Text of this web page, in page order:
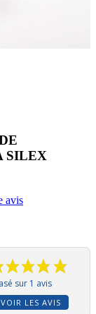
SILEX
avis
sur 1 avis
VOIR LES AVIS